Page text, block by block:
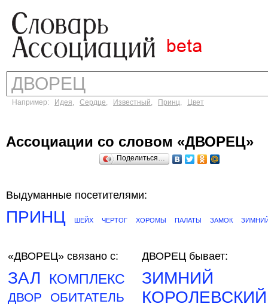
Например: Идея, Сердце, Известный, Принц, Цвет
Ассоциации со словом «ДВОРЕЦ»
Поделиться…
Выдуманные посетителями:
ПРИНЦ ШЕЙХ ЧЕРТОГ ХОРОМЫ ПАЛАТЫ ЗАМОК
«ДВОРЕЦ» связано с:
ЗАЛ КОМПЛЕКС
ДВОР
ОБИТАТЕЛЬ
ДВОРЕЦ бывает:
ЗИМНИЙ
КОРОЛЕВСКИЙ